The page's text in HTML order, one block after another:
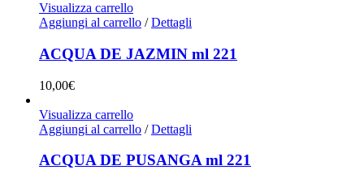
Visualizza carrello
Aggiungi al carrello / Dettagli
ACQUA DE JAZMIN ml 221
10,00€
Visualizza carrello
Aggiungi al carrello / Dettagli
ACQUA DE PUSANGA ml 221